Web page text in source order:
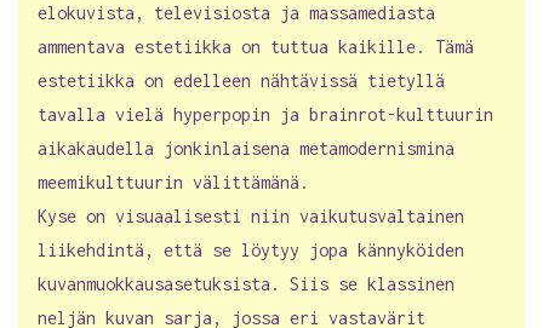
elokuvista, televisiosta ja massamediasta
ammentava estetiikka on tuttua kaikille. Tämä
estetiikka on edelleen nähtävissä tietyllä
tavalla vielä hyperpopin ja brainrot-kulttuurin
aikakaudella jonkinlaisena metamodernismina
meemikulttuurin välittämänä.
Kyse on visuaalisesti niin vaikutusvaltainen
liikehdintä, että se löytyy jopa kännyköiden
kuvanmuokkausasetuksista. Siis se klassinen
neljän kuvan sarja, jossa eri vastavärit